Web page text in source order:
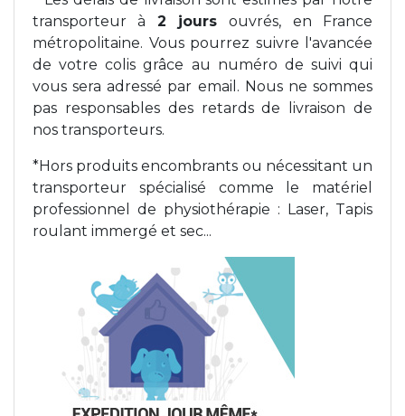
transporteur à 2 joursouvrés, en France
métropolitaine. Vous pourrez suivre l'avancée
de votre colis grâce au numéro de suivi qui
vous sera adressé par email. Nous ne sommes
pas responsables des retards de livraison de
nos transporteurs.
*Hors produits encombrants ou nécessitant un
transporteur spécialisé comme le matériel
professionnel de physiothérapie : Laser, Tapis
roulant immergé et sec...
Poids de jambe